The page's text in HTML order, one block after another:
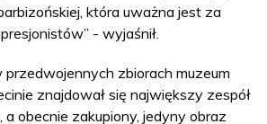
która uważna jest za
- wyjaśnił.
przedwojennych zbiorach muzeum
znajdował się największy zespół
obecnie zakupiony, jedyny obraz